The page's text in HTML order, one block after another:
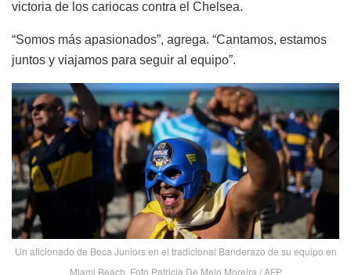
victoria de los cariocas contra el Chelsea.
“Somos más apasionados”, agrega. “Cantamos, estamos
juntos y viajamos para seguir al equipo”.
Un aficionado de Boca Juniors en el tradicional Banderazo de su equipo en
Miami Beach. Foto Patricia De Melo Moreira / AFP